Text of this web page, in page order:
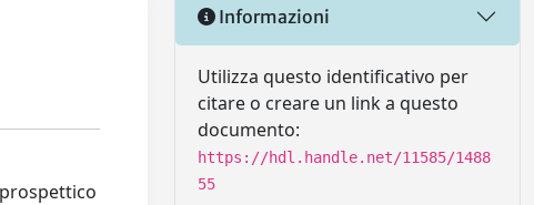
Informazioni
Utilizza questo identificativo per
citare o creare un link a questo
documento:
https://hdl.handle.net/11585/1488
55